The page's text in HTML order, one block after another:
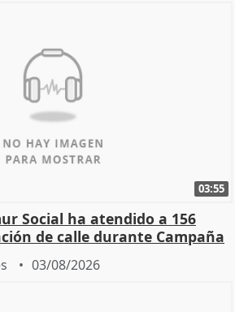
03:55
Social ha atendido a 156
de calle durante Campaña
03/08/2026